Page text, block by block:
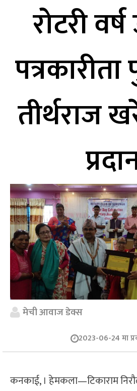
रोटरी
तीर्थराज
मेची आवाज डेक्स
2023-06-24 मा
कनकाई, । हेमकला—टिकाराम